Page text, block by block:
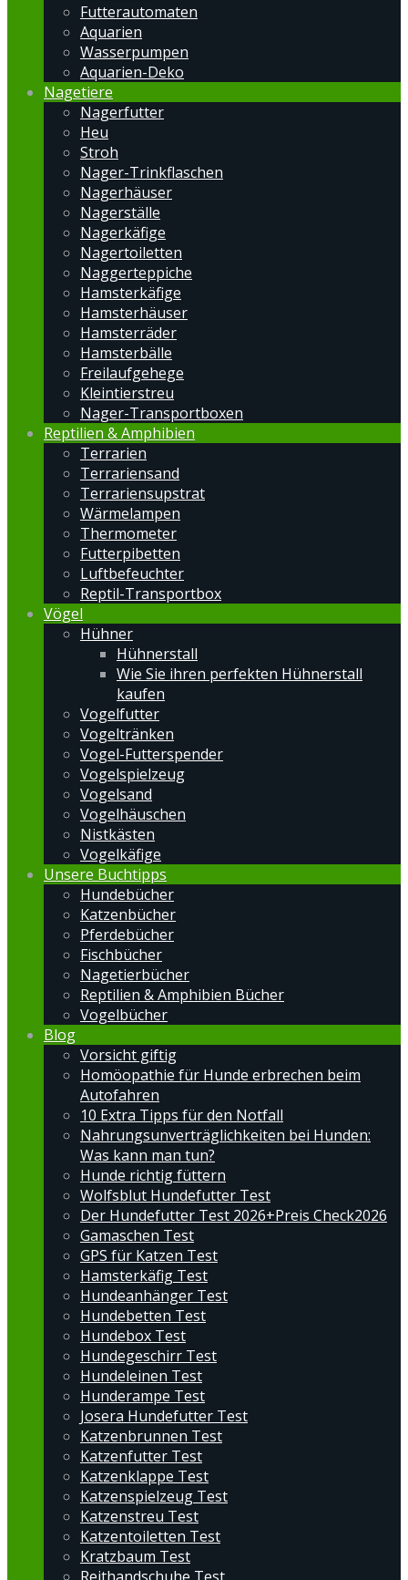
Futterautomaten
Aquarien
Wasserpumpen
Aquarien-Deko
Nagetiere
Nagerfutter
Heu
Stroh
Nager-Trinkflaschen
Nagerhäuser
Nagerställe
Nagerkäfige
Nagertoiletten
Naggerteppiche
Hamsterkäfige
Hamsterhäuser
Hamsterräder
Hamsterbälle
Freilaufgehege
Kleintierstreu
Nager-Transportboxen
Reptilien & Amphibien
Terrarien
Terrariensand
Terrariensupstrat
Wärmelampen
Thermometer
Futterpibetten
Luftbefeuchter
Reptil-Transportbox
Vögel
Hühner
Hühnerstall
Wie Sie ihren perfekten Hühnerstall
kaufen
Vogelfutter
Vogeltränken
Vogel-Futterspender
Vogelspielzeug
Vogelsand
Vogelhäuschen
Nistkästen
Vogelkäfige
Unsere Buchtipps
Hundebücher
Katzenbücher
Pferdebücher
Fischbücher
Nagetierbücher
Reptilien & Amphibien Bücher
Vogelbücher
Blog
Vorsicht giftig
Homöopathie für Hunde erbrechen beim
Autofahren
10 Extra Tipps für den Notfall
Nahrungsunverträglichkeiten bei Hunden:
Was kann man tun?
Hunde richtig füttern
Wolfsblut Hundefutter Test
Der Hundefutter Test 2026+Preis Check2026
Gamaschen Test
GPS für Katzen Test
Hamsterkäfig Test
Hundeanhänger Test
Hundebetten Test
Hundebox Test
Hundegeschirr Test
Hundeleinen Test
Hunderampe Test
Josera Hundefutter Test
Katzenbrunnen Test
Katzenfutter Test
Katzenklappe Test
Katzenspielzeug Test
Katzenstreu Test
Katzentoiletten Test
Kratzbaum Test